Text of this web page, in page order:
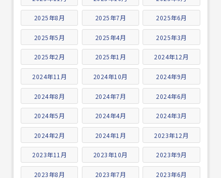
2025年8月 2025年7月 2025年6月
2025年5月 2025年4月 2025年3月
2025年2月 2025年1月 2024年12月
2024年11月 2024年10月 2024年9月
2024年8月 2024年7月 2024年6月
2024年5月 2024年4月 2024年3月
2024年2月 2024年1月 2023年12月
2023年11月 2023年10月 2023年9月
2023年8月 2023年7月 2023年6月